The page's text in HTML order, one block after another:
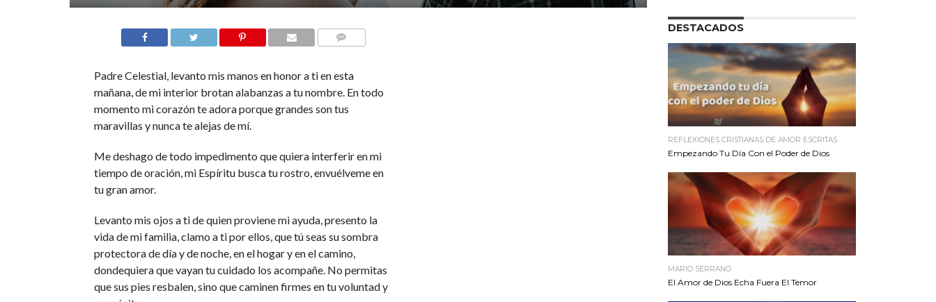
Padre Celestial, levanto mis manos en honor a ti en esta
mañana, de mi interior brotan alabanzas a tu nombre. En todo
momento mi corazón te adora porque grandes son tus
maravillas y nunca te alejas de mí.
Me deshago de todo impedimento que quiera interferir en mi
tiempo de oración, mi Espíritu busca tu rostro, envuélveme en
tu gran amor.
Levanto mis ojos a ti de quien proviene mi ayuda, presento la
vida de mi familia, clamo a ti por ellos, que tú seas su sombra
protectora de día y de noche, en el hogar y en el camino,
dondequiera que vayan tu cuidado los acompañe. No permitas
que sus pies resbalen, sino que caminen firmes en tu voluntad y
DESTACADOS
REFLEXIONES CRISTIANAS DE AMOR ESCRITAS
Empezando Tu Día Con el Poder de Dios
MARIO SERRANO
El Amor de Dios Echa Fuera El Temor